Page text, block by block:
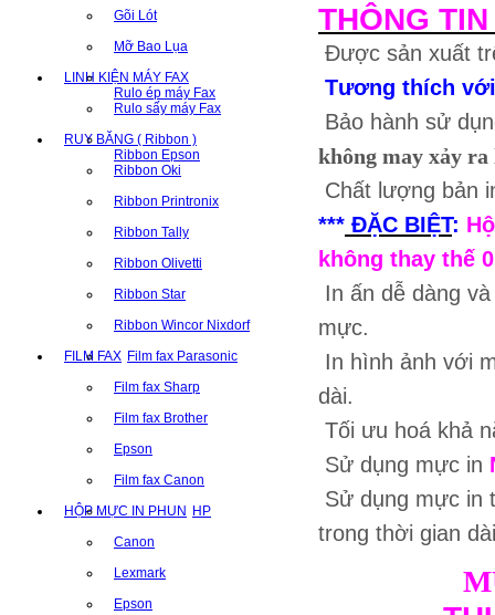
Gõi Lót
Mỡ Bao Lụa
LINH KIỆN MÁY FAX
Rulo ép máy Fax
Rulo sấy máy Fax
RUY BĂNG ( Ribbon )
Ribbon Epson
Ribbon Oki
Ribbon Printronix
Ribbon Tally
Ribbon Olivetti
Ribbon Star
Ribbon Wincor Nixdorf
FILM FAX Film fax Parasonic
Film fax Sharp
Film fax Brother
Epson
Film fax Canon
HỘP MỰC IN PHUN HP
Canon
Lexmark
Epson
THÔNG
Được sản xuất
Tương thích
Bảo hành sử
không may xảy
Chất lượng bản
*** ĐẶC BIỆT:
không thay thế
In ấn dễ dàng
mực.
In hình ảnh với
dài.
Tối ưu hoá khả
Sử dụng mực in
Sử dụng mực
trong thời gian